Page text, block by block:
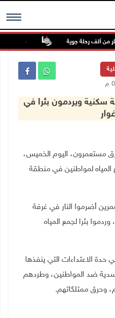
MENU ألف رحلة جوية مصابون
سكنية ويردمون بئرا في
2024 وفا- أحرق مستعمرون، اليوم الخميس،
المياه لمواطنين في منطقة
أضرموا النار في غرفة
بئرا لجمع المياه
حدة الاعتداءات التي ينفذها
ضد المواطنين، وطردهم
وحرق ممتلكاتهم.